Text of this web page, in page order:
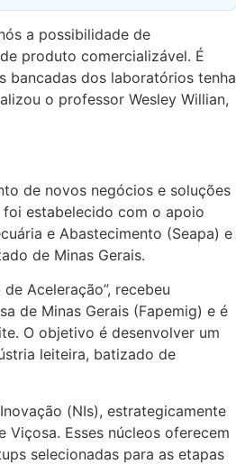
a possibilidade de
produto comercializável. É
bancadas dos laboratórios tenha
o professor Wesley Willian,
de novos negócios e soluções
estabelecido com o apoio
e Abastecimento (Seapa) e
de Minas Gerais.
Aceleração”, recebeu
de Minas Gerais (Fapemig) e é
O objetivo é desenvolver um
leiteira, batizado de
(NIs), estrategicamente
Viçosa. Esses núcleos oferecem
selecionadas para as etapas